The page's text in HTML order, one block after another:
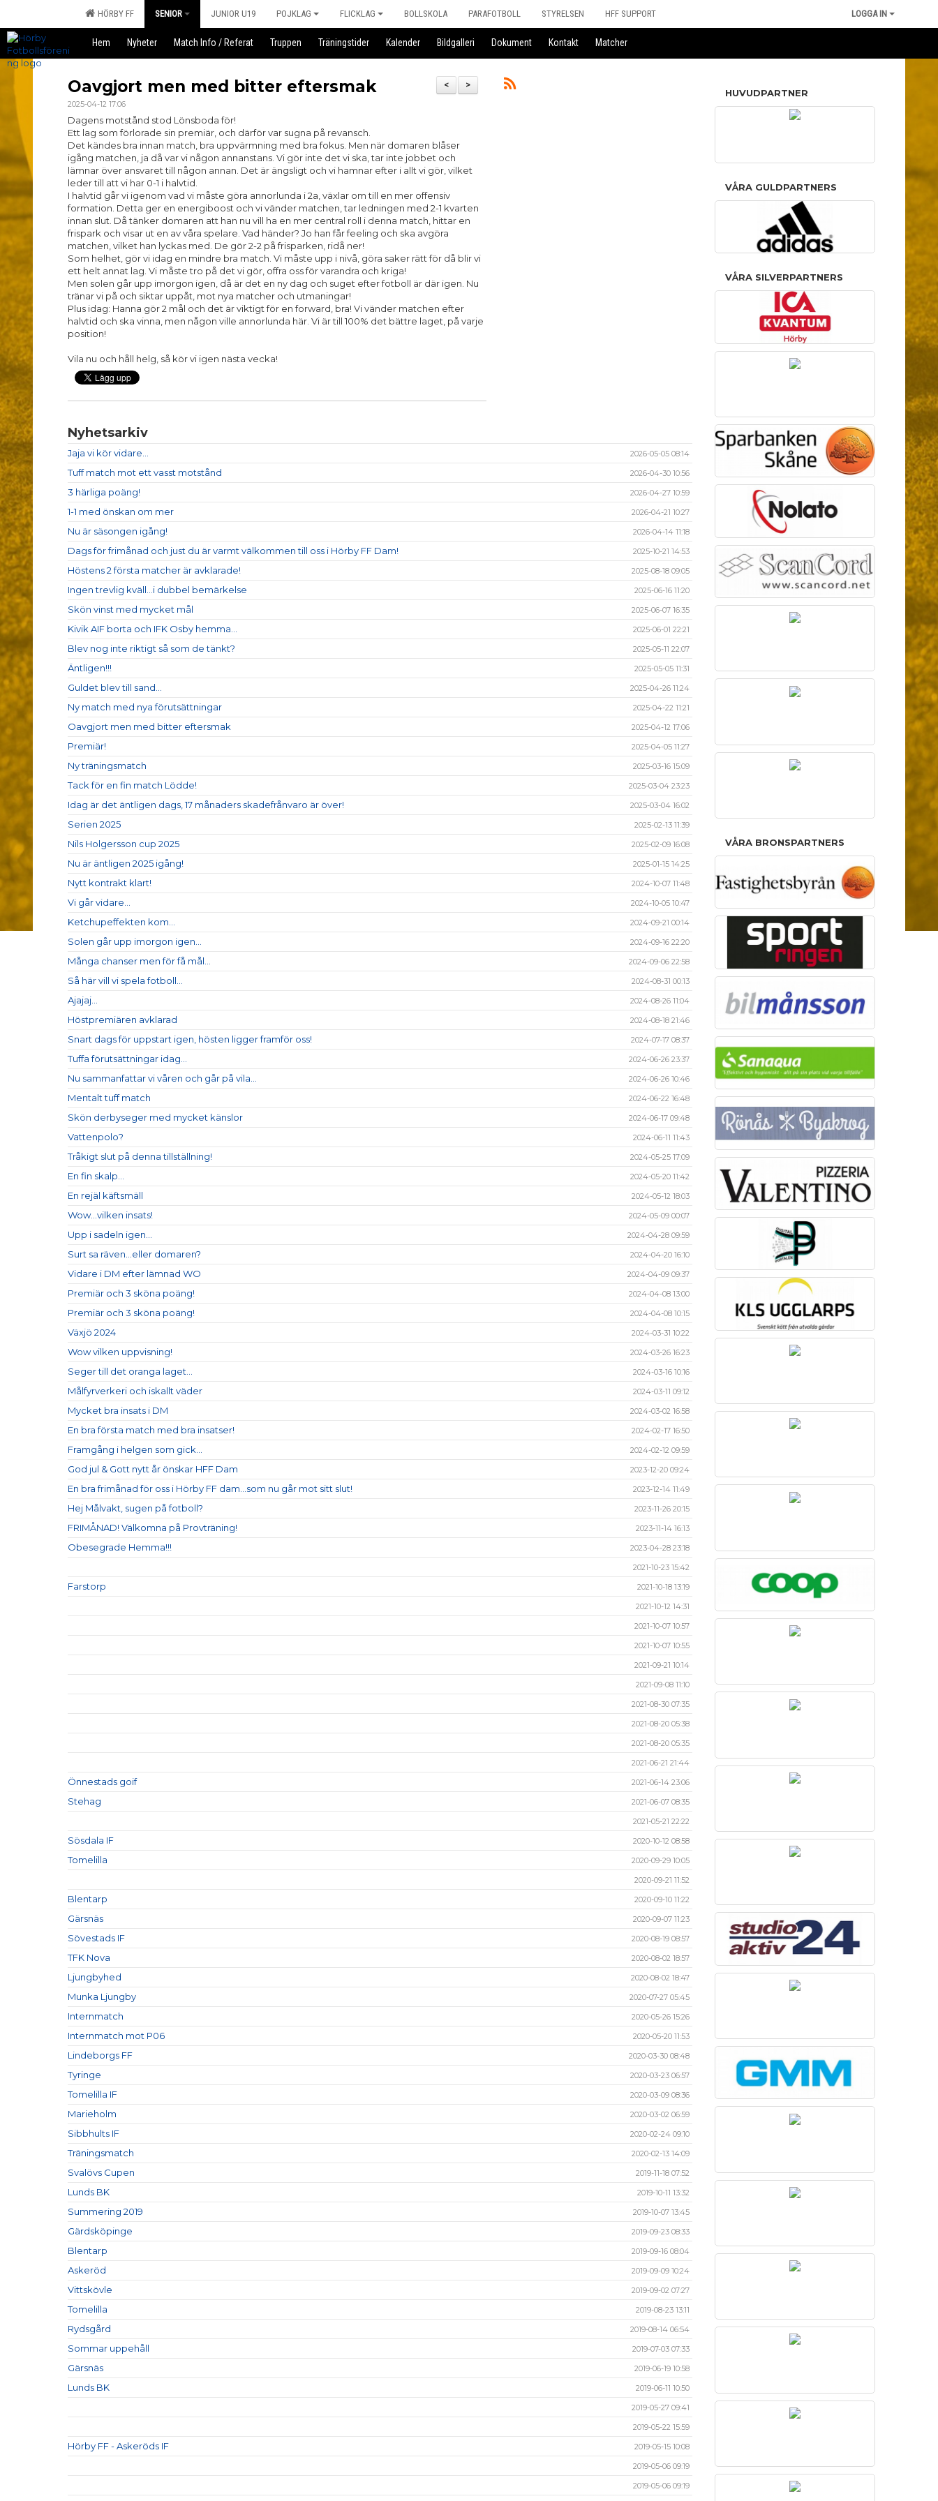
HÖRBY FF SENIOR JUNIOR U19 POJKLAG FLICKLAG BOLLSKOLA PARAFOTBOLL STYRELSEN HFF SUPPORT LOGGA IN
Hem Nyheter Match Info / Referat Truppen Träningstider Kalender Bildgalleri Dokument Kontakt Matcher
>
<
Oavgjort men med bitter eftersmak
2025-04-12 17:06
Dagens motstånd stod Lönsboda för!
Ett lag som förlorade sin premiär, och därför var sugna på revansch.
Det kändes bra innan match, bra uppvärmning med bra fokus. Men när domaren blåser
igång matchen, ja då var vi någon annanstans. Vi gör inte det vi ska, tar inte jobbet och
lämnar över ansvaret till någon annan. Det är ängsligt och vi hamnar efter i allt vi gör, vilket
leder till att vi har 0-1 i halvtid.
I halvtid går vi igenom vad vi måste göra annorlunda i 2a, växlar om till en mer offensiv
formation. Detta ger en energiboost och vi vänder matchen, tar ledningen med 2-1 kvarten
innan slut. Då tänker domaren att han nu vill ha en mer central roll i denna match, hittar en
frispark och visar ut en av våra spelare. Vad händer? Jo han får feeling och ska avgöra
matchen, vilket han lyckas med. De gör 2-2 på frisparken, ridå ner!
Som helhet, gör vi idag en mindre bra match. Vi måste upp i nivå, göra saker rätt för då blir vi
ett helt annat lag. Vi måste tro på det vi gör, offra oss för varandra och kriga!
Men solen går upp imorgon igen, då är det en ny dag och suget efter fotboll är där igen. Nu
tränar vi på och siktar uppåt, mot nya matcher och utmaningar!
Plus idag: Hanna gör 2 mål och det är viktigt för en forward, bra! Vi vänder matchen efter
halvtid och ska vinna, men någon ville annorlunda här. Vi är till 100% det bättre laget, på varje
position!
Vila nu och håll helg, så kör vi igen nästa vecka!
Nyhetsarkiv
Jaja vi kör vidare... 2026-05-05 08:14
Tuff match mot ett vasst motstånd 2026-04-30 10:56
3 härliga poäng! 2026-04-27 10:59
1-1 med önskan om mer 2026-04-21 10:27
Nu är säsongen igång! 2026-04-14 11:18
Dags för frimånad och just du är varmt välkommen till oss i Hörby FF Dam! 2025-10-21 14:53
Höstens 2 första matcher är avklarade! 2025-08-18 09:05
Ingen trevlig kväll...i dubbel bemärkelse 2025-06-16 11:20
Skön vinst med mycket mål 2025-06-07 16:35
Kivik AIF borta och IFK Osby hemma... 2025-06-01 22:21
Blev nog inte riktigt så som de tänkt? 2025-05-11 22:07
Äntligen!!! 2025-05-05 11:31
Guldet blev till sand... 2025-04-26 11:24
Ny match med nya förutsättningar 2025-04-22 11:21
Oavgjort men med bitter eftersmak 2025-04-12 17:06
Premiär! 2025-04-05 11:27
Ny träningsmatch 2025-03-16 15:09
Tack för en fin match Lödde! 2025-03-04 23:23
Idag är det äntligen dags, 17 månaders skadefrånvaro är över! 2025-03-04 16:02
Serien 2025 2025-02-13 11:39
Nils Holgersson cup 2025 2025-02-09 16:08
Nu är äntligen 2025 igång! 2025-01-15 14:25
Nytt kontrakt klart! 2024-10-07 11:48
Vi går vidare... 2024-10-05 10:47
Ketchupeffekten kom... 2024-09-21 00:14
Solen går upp imorgon igen... 2024-09-16 22:20
Många chanser men för få mål... 2024-09-06 22:58
Så här vill vi spela fotboll... 2024-08-31 00:13
Ajajaj... 2024-08-26 11:04
Höstpremiären avklarad 2024-08-18 21:46
Snart dags för uppstart igen, hösten ligger framför oss! 2024-07-17 08:37
Tuffa förutsättningar idag... 2024-06-26 23:37
Nu sammanfattar vi våren och går på vila... 2024-06-26 10:46
Mentalt tuff match 2024-06-22 16:48
Skön derbyseger med mycket känslor 2024-06-17 09:48
Vattenpolo? 2024-06-11 11:43
Tråkigt slut på denna tillställning! 2024-05-25 17:09
En fin skalp... 2024-05-20 11:42
En rejäl käftsmäll 2024-05-12 18:03
Wow...vilken insats! 2024-05-09 00:07
Upp i sadeln igen... 2024-04-28 09:59
Surt sa räven...eller domaren? 2024-04-20 16:10
Vidare i DM efter lämnad WO 2024-04-09 09:37
Premiär och 3 sköna poäng! 2024-04-08 13:00
Premiär och 3 sköna poäng! 2024-04-08 10:15
Växjö 2024 2024-03-31 10:22
Wow vilken uppvisning! 2024-03-26 16:23
Seger till det oranga laget... 2024-03-16 10:16
Målfyrverkeri och iskallt väder 2024-03-11 09:12
Mycket bra insats i DM 2024-03-02 16:58
En bra första match med bra insatser! 2024-02-17 16:50
Framgång i helgen som gick... 2024-02-12 09:59
God jul & Gott nytt år önskar HFF Dam 2023-12-20 09:24
En bra frimånad för oss i Hörby FF dam...som nu går mot sitt slut! 2023-12-14 11:49
Hej Målvakt, sugen på fotboll? 2023-11-26 20:15
FRIMÅNAD! Välkomna på Provträning! 2023-11-14 16:13
Obesegrade Hemma!!!
2023-04-28 23:18
2021-10-23 15:42
Farstorp
2021-10-18 13:19
2021-10-12 14:31
2021-10-07 10:57
2021-10-07 10:55
2021-09-21 10:14
2021-09-08 11:10
2021-08-30 07:35
2021-08-20 05:38
2021-08-20 05:35
2021-06-21 21:44
Önnestads goif 2021-06-14 23:06
Stehag
2021-06-07 08:35
2021-05-21 22:22
Sösdala IF 2020-10-12 08:58
Tomelilla
2020-09-29 10:05
2020-09-21 11:52
Blentarp 2020-09-10 11:22
Gärsnäs 2020-09-07 11:23
Sövestads IF 2020-08-19 08:57
TFK Nova 2020-08-02 18:57
Ljungbyhed 2020-08-02 18:47
Munka Ljungby 2020-07-27 05:45
Internmatch 2020-05-26 15:26
Internmatch mot P06 2020-05-20 11:53
Lindeborgs FF 2020-03-30 08:48
Tyringe 2020-03-23 06:57
Tomelilla IF 2020-03-09 08:36
Marieholm 2020-03-02 06:59
Sibbhults IF 2020-02-24 09:10
Träningsmatch 2020-02-13 14:09
Svalövs Cupen 2019-11-18 07:52
Lunds BK 2019-10-11 13:32
Summering 2019 2019-10-07 13:45
Gärdsköpinge 2019-09-23 08:33
Blentarp 2019-09-16 08:04
Askeröd 2019-09-09 10:24
Vittskövle 2019-09-02 07:27
Tomelilla 2019-08-23 13:11
Rydsgård 2019-08-14 06:54
Sommar uppehåll 2019-07-03 07:33
Gärsnäs 2019-06-19 10:58
Lunds BK
2019-06-11 10:50
2019-05-27 09:41
2019-05-22 15:59
Hörby FF - Askeröds IF
2019-05-15 10:08
2019-05-06 09:19
2019-05-06 09:19
HUVUDPARTNER
VÅRA GULDPARTNERS
VÅRA SILVERPARTNERS
VÅRA BRONSPARTNERS